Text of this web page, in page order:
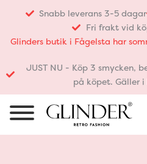
innehåll
Snabb leverans 3-5 dagar
Fri frakt vid
Glinders butik i Fågelsta har
JUST NU - Köp 3 smycken,
på köpet. Gäller